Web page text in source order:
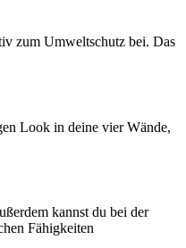
zum Umweltschutz bei. Das
Look in deine vier Wände,
kannst du bei der
Fähigkeiten